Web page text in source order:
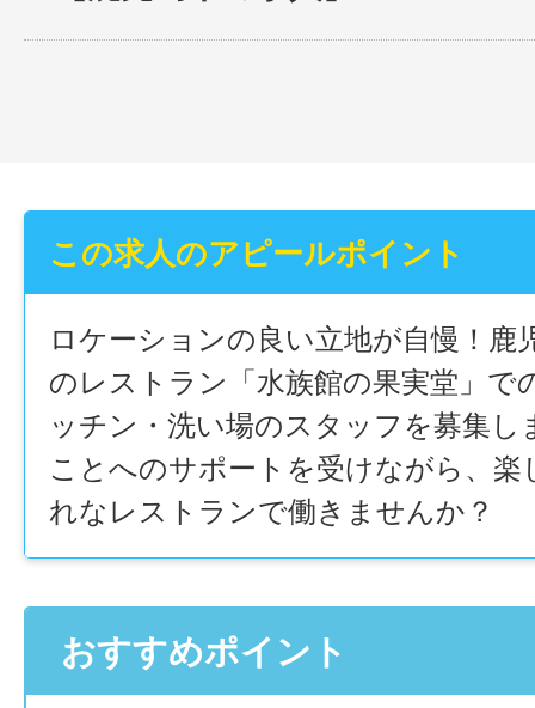
この求人のアピールポイント
ロケーションの良い立地が自慢！鹿
のレストラン「水族館の果実堂」で
ッチン・洗い場のスタッフを募集し
ことへのサポートを受けながら、楽
れなレストランで働きませんか？
おすすめポイント